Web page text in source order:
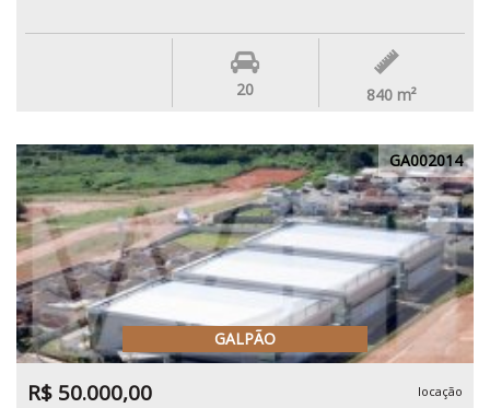
20 840 m²
GA002014
GALPÃO
R$ 50.000,00 locação